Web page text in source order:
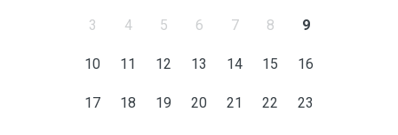
3 4 5 6 7 8 9
10 11 12 13 14 15 16
17 18 19 20 21 22 23